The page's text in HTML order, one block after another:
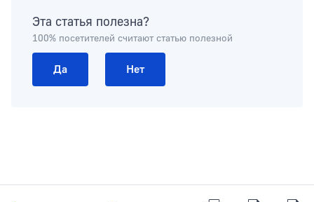
Эта статья полезна?
100% посетителей считают статью полезной
Да Нет